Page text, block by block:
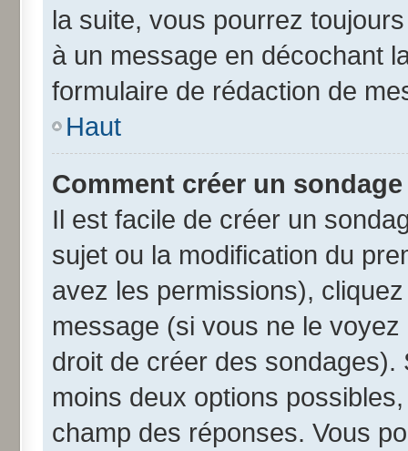
la suite, vous pourrez
à un message en décochant
formulaire de rédaction de
Haut
Comment créer un
Il est facile de créer un
sujet ou la modification du
avez les permissions),
message (si vous ne le
droit de créer des
moins deux options
champ des réponses. Vous